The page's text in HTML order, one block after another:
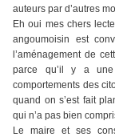
auteurs par d’autres
Eh oui mes chers
angoumoisin est
l’aménagement de
parce qu’il y a une
comportements des
quand on s’est fait
qui n’a pas bien
Le maire et ses